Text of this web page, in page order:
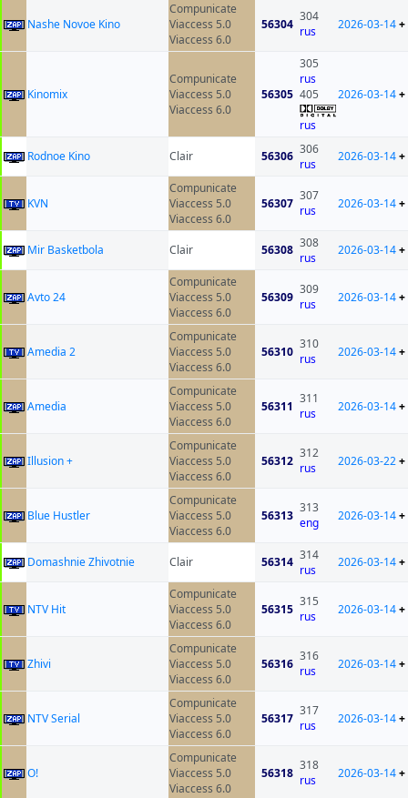
Nashe Novoe Kino
Compunicate
Viaccess 5.0
Viaccess 6.0
56304
304
rus
2026-03-14+
Kinomix
Compunicate
Viaccess 5.0
Viaccess 6.0
56305
305
rus
405
rus
2026-03-14+
Rodnoe Kino Clair 56306 306
rus
2026-03-14+
KVN
Compunicate
Viaccess 5.0
Viaccess 6.0
56307
307
rus
2026-03-14+
Mir Basketbola Clair 56308 308
rus
2026-03-14+
Avto 24
Compunicate
Viaccess 5.0
Viaccess 6.0
56309
309
rus
2026-03-14+
Amedia 2
Compunicate
Viaccess 5.0
Viaccess 6.0
56310
310
rus
2026-03-14+
Amedia
Compunicate
Viaccess 5.0
Viaccess 6.0
56311
311
rus
2026-03-14+
Illusion +
Compunicate
Viaccess 5.0
Viaccess 6.0
56312
312
rus
2026-03-22+
Blue Hustler
Compunicate
Viaccess 5.0
Viaccess 6.0
56313
313
eng
2026-03-14+
Domashnie Zhivotnie Clair 56314 314
rus
2026-03-14+
NTV Hit
Compunicate
Viaccess 5.0
Viaccess 6.0
56315
315
rus
2026-03-14+
Zhivi
Compunicate
Viaccess 5.0
Viaccess 6.0
56316
316
rus
2026-03-14+
NTV Serial
Compunicate
Viaccess 5.0
Viaccess 6.0
56317
317
rus
2026-03-14+
O!
Compunicate
Viaccess 5.0
Viaccess 6.0
56318
318
rus
2026-03-14+